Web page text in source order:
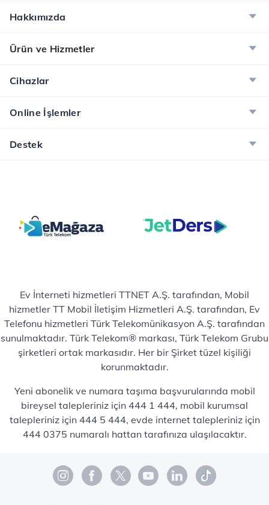
Hakkımızda
Ürün ve Hizmetler
Cihazlar
Online İşlemler
Destek
Ev İnterneti hizmetleri TTNET A.Ş. tarafından, Mobil
hizmetler TT Mobil İletişim Hizmetleri A.Ş. tarafından, Ev
Telefonu hizmetleri Türk Telekomünikasyon A.Ş. tarafından
sunulmaktadır. Türk Telekom® markası, Türk Telekom Grubu
şirketleri ortak markasıdır. Her bir Şirket tüzel kişiliği
korunmaktadır.
Yeni abonelik ve numara taşıma başvurularında mobil
bireysel talepleriniz için 444 1 444, mobil kurumsal
talepleriniz için 444 5 444, evde internet talepleriniz için
444 0375 numaralı hattan tarafınıza ulaşılacaktır.